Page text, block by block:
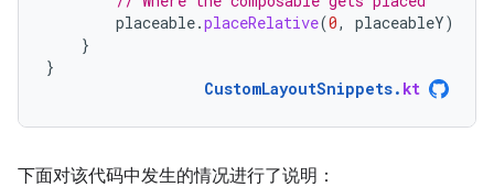
placeable.placeRelative(0, placeableY)
}
}
CustomLayoutSnippets. kt
下面对该代码中发生的情况进行了说明：